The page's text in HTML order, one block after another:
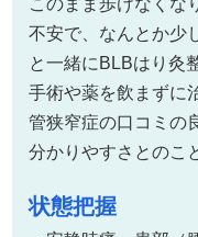
不安で、なんとか少
と一緒にBLBはり灸
手術や薬を飲まずに
管狭窄症の口コミの
分かりやすさとのこ
状態把握